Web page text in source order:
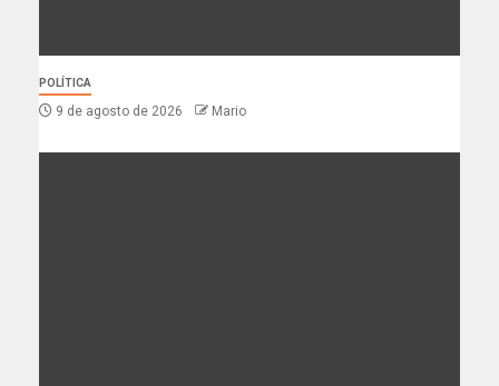
POLÍTICA
9 de agosto de 2026 Mario